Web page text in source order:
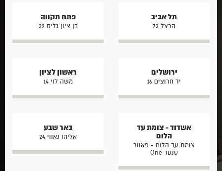
תל אביב
הרצל 73
פתח תקווה
בן ציון גליס 32
ירושלים
יד חרוצים 16
ראשון לציון
משה לוי 14
אשדוד - צומת עד
הלום
צומת עד הלום - פאוור
סנטר One
באר שבע
אליהו נאווי 24